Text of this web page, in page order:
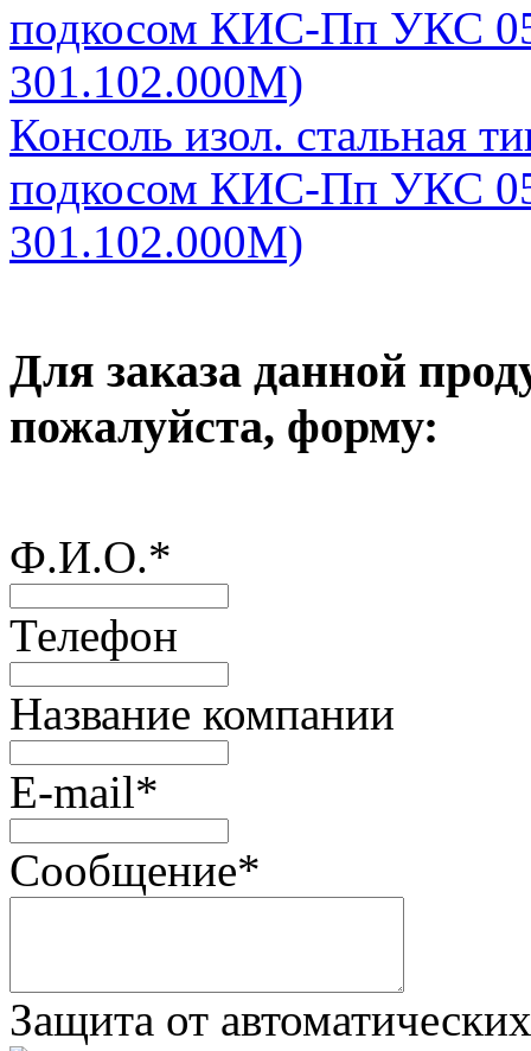
подкосом КИС-Пп УКС
301.102.000М)
Консоль изол. стальная
подкосом КИС-Пп УКС
301.102.000М)
Для заказа данной
пожалуйста, форму:
Ф.И.О.*
Телефон
Название компании
E-mail*
Сообщение*
Защита от